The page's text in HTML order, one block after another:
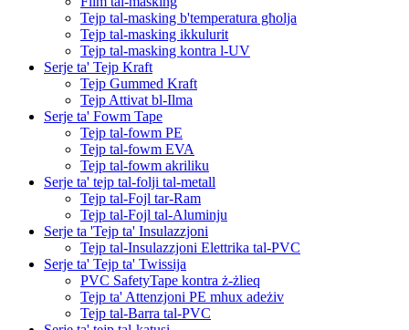
Tejp tal-masking b'temperatura għolja
Tejp tal-masking ikkulurit
Tejp tal-masking kontra l-UV
Serje ta' Tejp Kraft
Tejp Gummed Kraft
Tejp Attivat bl-Ilma
Serje ta' Fowm Tape
Tejp tal-fowm PE
Tejp tal-fowm EVA
Tejp tal-fowm akriliku
Serje ta' tejp tal-folji tal-metall
Tejp tal-Fojl tar-Ram
Tejp tal-Fojl tal-Aluminju
Serje ta 'Tejp ta' Insulazzjoni
Tejp tal-Insulazzjoni Elettrika tal-PVC
Serje ta' Tejp ta' Twissija
PVC SafetyTape kontra ż-żlieq
Tejp ta' Attenzjoni PE mhux adeżiv
Tejp tal-Barra tal-PVC